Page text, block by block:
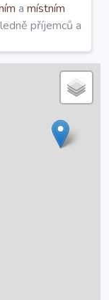
a místním
příjemců a